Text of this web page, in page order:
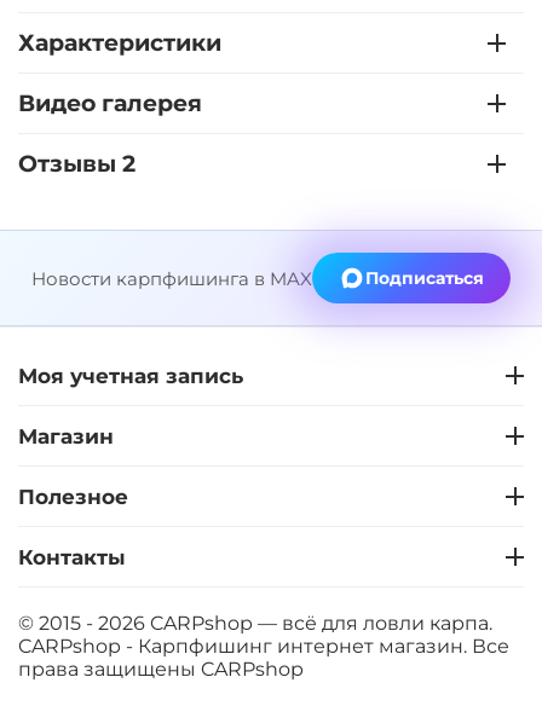
Характеристики
Видео галерея
Отзывы 2
Новости карпфишинга в MAX Подписаться
Моя учетная запись
Магазин
Полезное
Контакты
© 2015 - 2026 CARPshop — всё для ловли карпа.
CARPshop - Карпфишинг интернет магазин. Все
права защищены CARPshop